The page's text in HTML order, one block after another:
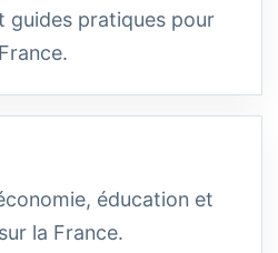
guides pratiques pour
éducation et
la France.